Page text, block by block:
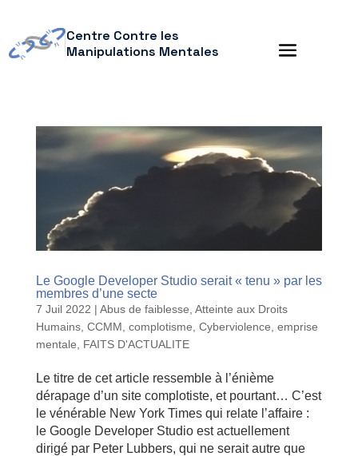
Centre Contre les
Manipulations Mentales
Le Google Developer Studio serait « tenu » par les
membres d’une secte
7 Juil 2022 | Abus de faiblesse Atteinte aux Droits
Humains, CCMM complotisme Cyberviolence emprise
mentale
FAITS D'ACTUALITE
Le titre de cet article ressemble à l’énième
dérapage d’un site complotiste, et pourtant… C’est
le vénérable New York Times qui relate l’affaire :
le Google Developer Studio est actuellement
dirigé par Peter Lubbers, qui ne serait autre que